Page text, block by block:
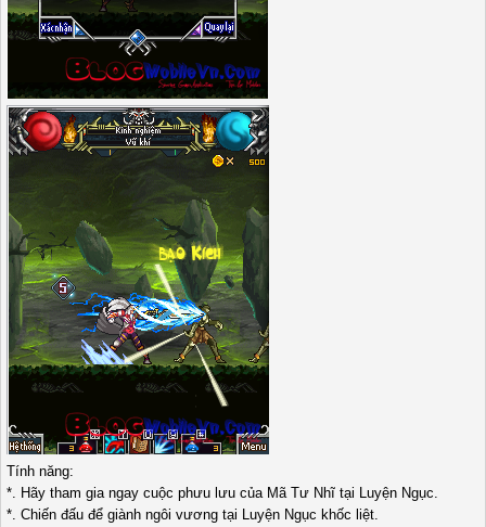
Tính năng:
*. Hãy tham gia ngay cuộc phưu lưu của Mã Tư Nhĩ tại Luyện Ngục.
*. Chiến đấu để giành ngôi vương tại Luyện Ngục khốc liệt.